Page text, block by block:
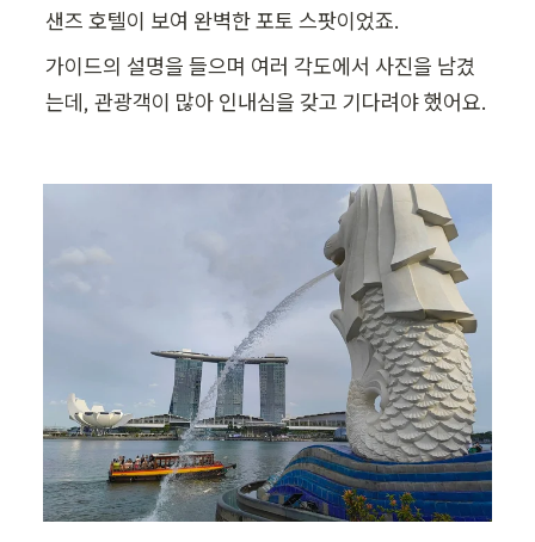
샌즈 호텔이 보여 완벽한 포토 스팟이었죠.
가이드의 설명을 들으며 여러 각도에서 사진을 남겼
는데, 관광객이 많아 인내심을 갖고 기다려야 했어요.